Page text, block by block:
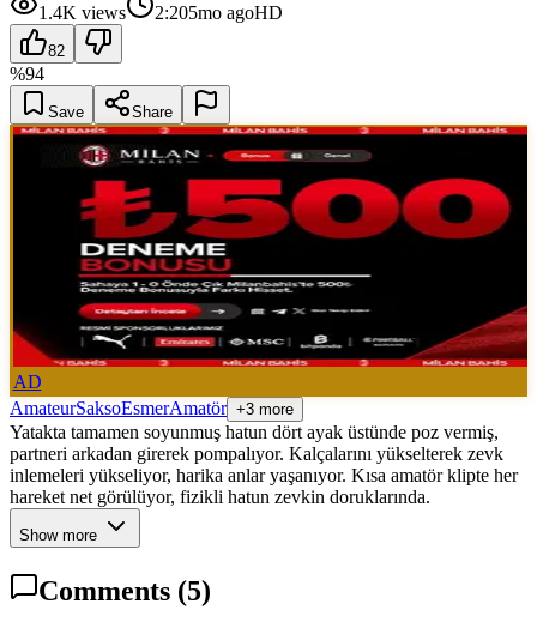
1.4K views 2:205mo agoHD
82
%94
Save Share
AD
AmateurSaksoEsmerAmatör +3 more
Yatakta tamamen soyunmuş hatun dört ayak üstünde poz vermiş,
partneri arkadan girerek pompalıyor. Kalçalarını yükselterek zevk
inlemeleri yükseliyor, harika anlar yaşanıyor. Kısa amatör klipte her
hareket net görülüyor, fizikli hatun zevkin doruklarında.
Show more
Comments (5)